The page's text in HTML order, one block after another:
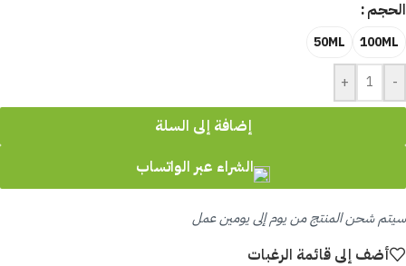
الحجم
100ML
50ML
-
+
إضافة إلى السلة
الشراء عبر الواتساب
سيتم شحن المنتج من يوم إلى يومين عمل
أضف إلى قائمة الرغبات